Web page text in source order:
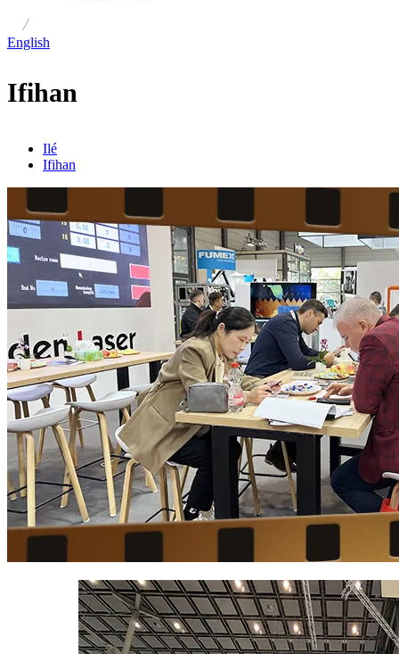
/
English
Ifihan
Ilé
Ifihan